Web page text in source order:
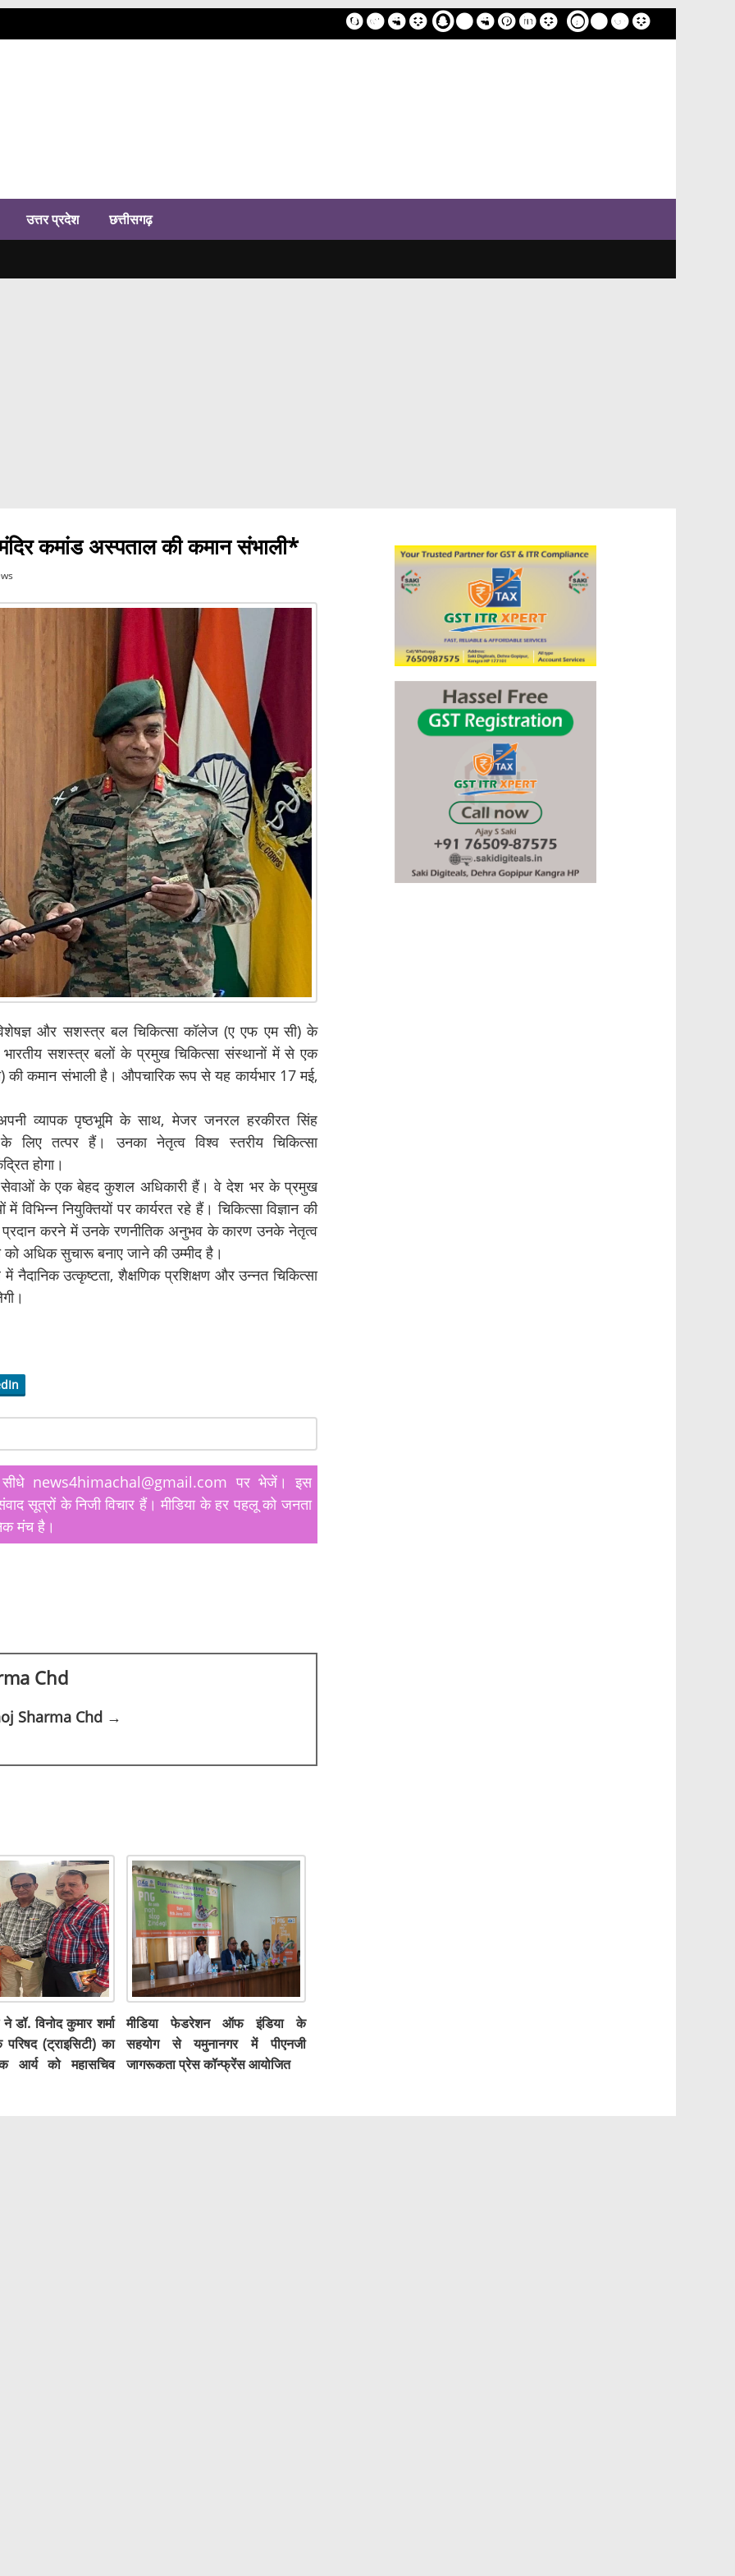
homeSample Page
उत्तर प्रदेश छत्तीसगढ़
कमांड अस्पताल की कमान संभाली*
और सशस्त्र बल चिकित्सा कॉलेज (ए एफ एम सी) के
भारतीय सशस्त्र बलों के प्रमुख चिकित्सा संस्थानों में से एक
की कमान संभाली है। औपचारिक रूप से यह कार्यभार 17 मई,
व्यापक पृष्ठभूमि के साथ, मेजर जनरल हरकीरत सिंह
तत्पर हैं। उनका नेतृत्व विश्व स्तरीय चिकित्सा
होगा।
सेवाओं के एक बेहद कुशल अधिकारी हैं। वे देश भर के प्रमुख
नियुक्तियों पर कार्यरत रहे हैं। चिकित्सा विज्ञान की
करने में उनके रणनीतिक अनुभव के कारण उनके नेतृत्व
को अधिक सुचारू बनाए जाने की उम्मीद है।
​​उत्कृष्टता, शैक्षणिक प्रशिक्षण और उन्नत चिकित्सा
सीधे news4himachal@gmail.com पर भेजें। इस
सूत्रों के निजी विचार हैं। मीडिया के हर पहलू को जनता
मंच है।
Chd
Sharma Chd →
डॉ. विनोद कुमार शर्मा
(ट्राइसिटी) का
आर्य को महासचिव
मीडिया फेडरेशन ऑफ इंडिया के
सहयोग से यमुनानगर में पीएनजी
जागरूकता प्रेस कॉन्फ्रेंस आयोजित